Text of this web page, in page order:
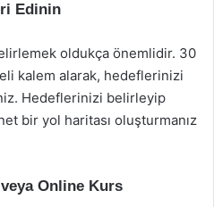
Edinin
oldukça önemlidir. 30
kalem alarak, hedeflerinizi
Hedeflerinizi belirleyip
bir yol haritası oluşturmanız
Online Kurs